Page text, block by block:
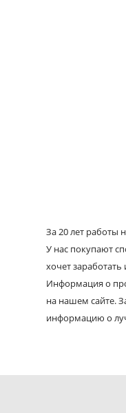
За 20 лет работы
У нас покупают
хочет
Информация о
на нашем сайте.
информацию о